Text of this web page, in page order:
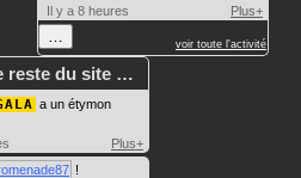
Il y a 8 heures
Plus+
voir toute l'activité
reste du site …
a un étymon
Plus+
!